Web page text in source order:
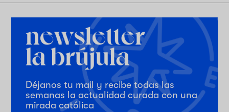
Déjanos tu mail y recibe todas las
semanas la actualidad curada con una
mirada católica